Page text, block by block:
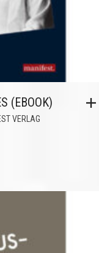
(EBOOK)
VERLAG